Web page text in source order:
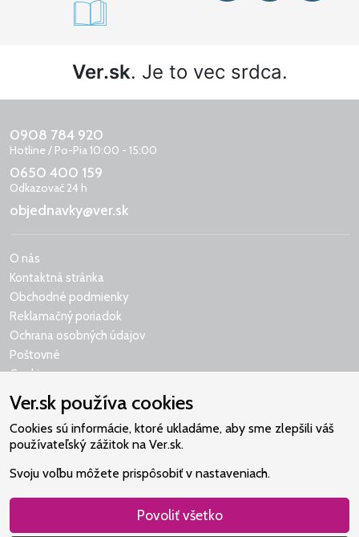
Ver.sk. Je to vec srdca.
0908 784 920
Hotline / Po-Pia 10:00 - 15:00
0650 400 159
Odkazovač 24 h
objednavky@ver.sk
O nás
Kontaktná stránka
Obchodné podmienky
Reklamačný poriadok
Ochrana osobných údajov
Poštovné
Cookies
Naše srdce je v Martindome.
Podporujeme aktivity spoločenstva,
ktoré pomáha nájsť vzťah s Bohom.
Ver.sk používa cookies
Cookies sú informácie, ktoré ukladáme, aby sme zlepšili váš
používateľský zážitok na Ver.sk.
Svoju voľbu môžete prispôsobiť v nastaveniach.
Povoliť všetko